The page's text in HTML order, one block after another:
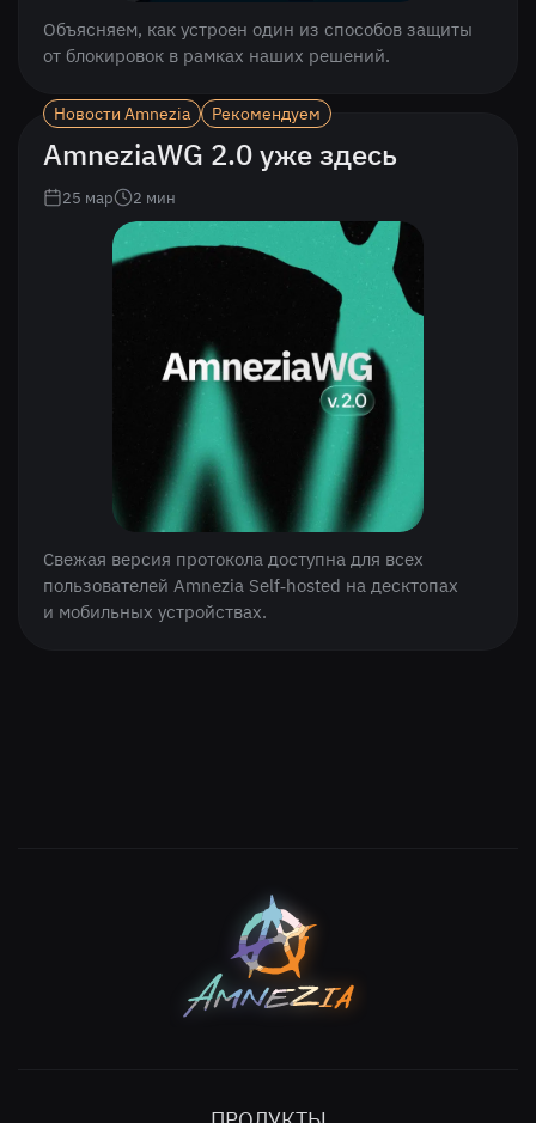
Объясняем, как устроен один из способов защиты
от блокировок в рамках наших решений.
Новости Amnezia Рекомендуем
AmneziaWG 2.0 уже здесь
25 мар 2 мин
Свежая версия протокола доступна для всех
пользователей Amnezia Self‑hosted на десктопах
и мобильных устройствах.